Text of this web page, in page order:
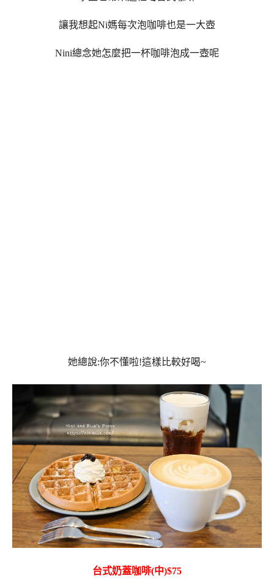
讓我想起Ni媽每次泡咖啡也是一大壺
Nini總念她怎麼把一杯咖啡泡成一壺呢
她總說:你不懂啦!這樣比較好喝~
台式奶蓋咖啡(中)$75